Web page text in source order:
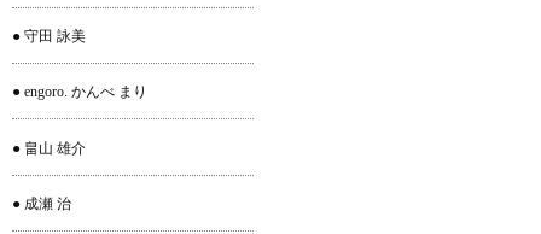
● 守田 詠美
● engoro. かんべ まり
● 畠山 雄介
● 成瀬 治